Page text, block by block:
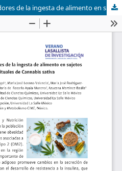
Balance energético y reguladores de la ingesta de alimento en sujetos consumidores habituales de Cannabis sativa